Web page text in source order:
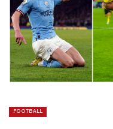
FOOTBALL